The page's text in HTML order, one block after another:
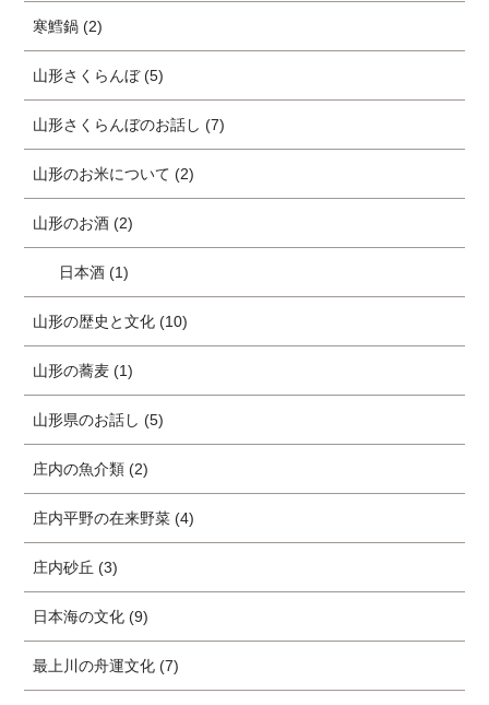
寒鱈鍋 (2)
山形さくらんぼ (5)
山形さくらんぼのお話し (7)
山形のお米について (2)
山形のお酒 (2)
日本酒 (1)
山形の歴史と文化 (10)
山形の蕎麦 (1)
山形県のお話し (5)
庄内の魚介類 (2)
庄内平野の在来野菜 (4)
庄内砂丘 (3)
日本海の文化 (9)
最上川の舟運文化 (7)